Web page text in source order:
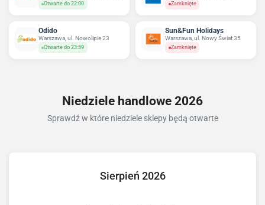
Otwarte do 22:00 Zamknięte
Odido
Warszawa, ul. Nowolipie 23
Otwarte do 23:59
Sun&Fun Holidays
Warszawa, ul. Nowy Świat 35
Zamknięte
Niedziele handlowe 2026
Sprawdź w które niedziele sklepy będą otwarte
Sierpień 2026